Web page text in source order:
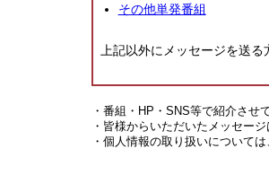
その他単発番組
上記以外にメッセージを送る
・番組・HP・SNS等で紹介させ
・皆様からいただいたメッセー
・個人情報の取り扱いについては